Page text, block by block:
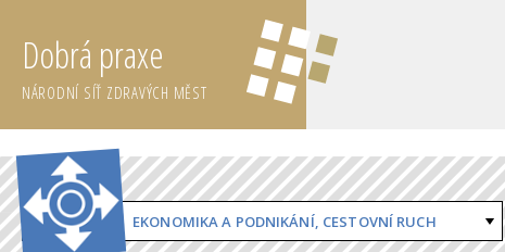
Dobrá praxe
NÁRODNÍ SÍŤ ZDRAVÝCH MĚST
EKONOMIKA A PODNIKÁNÍ, CESTOVNÍ RUCH